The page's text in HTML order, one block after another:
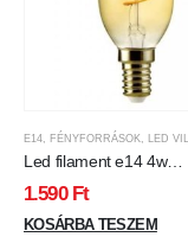
E14, FÉNYFORRÁSOK, LED
Led filament e14 4w
Borostyánsárga
1.590 Ft
KOSÁRBA TESZEM